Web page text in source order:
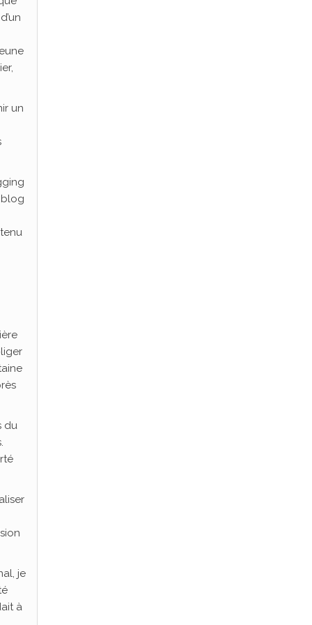
un
blog
du
je
à